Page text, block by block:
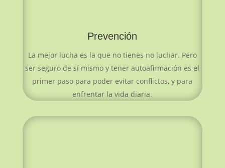
Prevención
La mejor lucha es la que no tienes no luchar. Pero
ser seguro de sí mismo y tener autoafirmación es el
primer paso para poder evitar conflictos, y para
enfrentar la vida diaria.